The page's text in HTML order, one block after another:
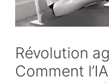
Révolution
Comment